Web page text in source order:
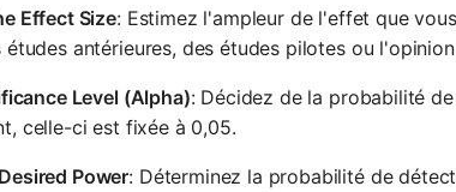
Effect Size: Estimez l'ampleur de l'effet que
études antérieures, des études pilotes ou
Level (Alpha): Décidez de la probabilité
celle-ci est fixée à 0,05.
Power: Déterminez la probabilité de